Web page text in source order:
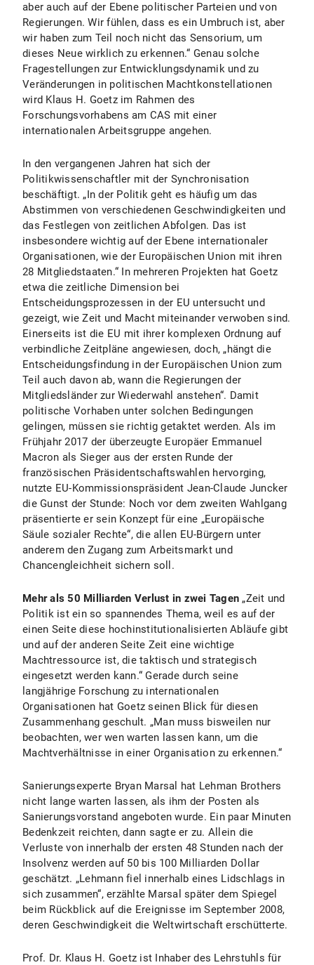
aber auch auf der Ebene politischer Parteien und von
Regierungen. Wir fühlen, dass es ein Umbruch ist, aber
wir haben zum Teil noch nicht das Sensorium, um
dieses Neue wirklich zu erkennen.“ Genau solche
Fragestellungen zur Entwicklungsdynamik und zu
Veränderungen in politischen Machtkonstellationen
wird Klaus H. Goetz im Rahmen des
Forschungsvorhabens am CAS mit einer
internationalen Arbeitsgruppe angehen.
In den vergangenen Jahren hat sich der
Politikwissenschaftler mit der Synchronisation
beschäftigt. „In der Politik geht es häufig um das
Abstimmen von verschiedenen Geschwindigkeiten und
das Festlegen von zeitlichen Abfolgen. Das ist
insbesondere wichtig auf der Ebene internationaler
Organisationen, wie der Europäischen Union mit ihren
28 Mitgliedstaaten.“ In mehreren Projekten hat Goetz
etwa die zeitliche Dimension bei
Entscheidungsprozessen in der EU untersucht und
gezeigt, wie Zeit und Macht miteinander verwoben sind.
Einerseits ist die EU mit ihrer komplexen Ordnung auf
verbindliche Zeitpläne angewiesen, doch, „hängt die
Entscheidungsfindung in der Europäischen Union zum
Teil auch davon ab, wann die Regierungen der
Mitgliedsländer zur Wiederwahl anstehen“. Damit
politische Vorhaben unter solchen Bedingungen
gelingen, müssen sie richtig getaktet werden. Als im
Frühjahr 2017 der überzeugte Europäer Emmanuel
Macron als Sieger aus der ersten Runde der
französischen Präsidentschaftswahlen hervorging,
nutzte EU-Kommissionspräsident Jean-Claude Juncker
die Gunst der Stunde: Noch vor dem zweiten Wahlgang
präsentierte er sein Konzept für eine „Europäische
Säule sozialer Rechte“, die allen EU-Bürgern unter
anderem den Zugang zum Arbeitsmarkt und
Chancengleichheit sichern soll.
Mehr als 50 Milliarden Verlust in zwei Tagen „Zeit und
Politik ist ein so spannendes Thema, weil es auf der
einen Seite diese hochinstitutionalisierten Abläufe gibt
und auf der anderen Seite Zeit eine wichtige
Machtressource ist, die taktisch und strategisch
eingesetzt werden kann.“ Gerade durch seine
langjährige Forschung zu internationalen
Organisationen hat Goetz seinen Blick für diesen
Zusammenhang geschult. „Man muss bisweilen nur
beobachten, wer wen warten lassen kann, um die
Machtverhältnisse in einer Organisation zu erkennen.“
Sanierungsexperte Bryan Marsal hat Lehman Brothers
nicht lange warten lassen, als ihm der Posten als
Sanierungsvorstand angeboten wurde. Ein paar Minuten
Bedenkzeit reichten, dann sagte er zu. Allein die
Verluste von innerhalb der ersten 48 Stunden nach der
Insolvenz werden auf 50 bis 100 Milliarden Dollar
geschätzt. „Lehmann fiel innerhalb eines Lidschlags in
sich zusammen“, erzählte Marsal später dem Spiegel
beim Rückblick auf die Ereignisse im September 2008,
deren Geschwindigkeit die Weltwirtschaft erschütterte.
Prof. Dr. Klaus H. Goetz ist Inhaber des Lehrstuhls für